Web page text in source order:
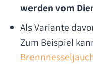
werden vom
Als Variante
Zum Beispiel